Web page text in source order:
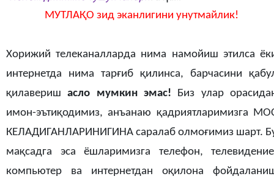
МУТЛАҚО зид эканлигини унутмайлик!
Хорижий телеканалларда нима намойиш этилса
интернетда нима тарғиб қилинса, барчасини
қилаверишасло мумкин эмас! Биз улар
имон-эътиқодимиз, анъанаю қадриятларимизга
КЕЛАДИГАНЛАРИНИГИНА саралаб олмоғимиз шарт.
мақсадга эса ёшларимизга телефон,
компьютер ва интернетдан оқилона